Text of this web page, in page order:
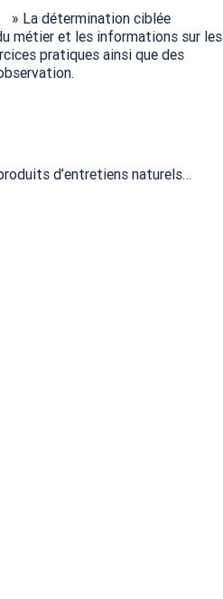
» La détermination ciblée
métier et les informations sur les
pratiques ainsi que des
d’entretiens naturels…